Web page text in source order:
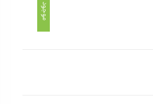
موجود